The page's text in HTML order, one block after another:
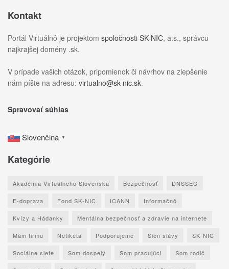
Kontakt
Portál Virtuálnô je projektom spoločnosti SK-NIC, a.s., správcu
najkrajšej domény .sk.
V prípade vašich otázok, pripomienok či návrhov na zlepšenie
nám píšte na adresu: virtualno@sk-nic.sk.
Spravovať súhlas
Slovenčina ▼
Kategórie
Akadémia Virtuálneho Slovenska Bezpečnosť DNSSEC
E-doprava Fond SK-NIC ICANN Informačnô
Kvízy a Hádanky Mentálna bezpečnosť a zdravie na internete
Mám firmu Netiketa Podporujeme Sieň slávy SK-NIC
Sociálne siete Som dospelý Som pracujúci Som rodič